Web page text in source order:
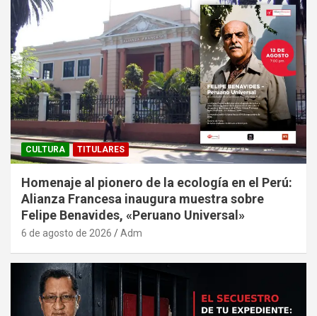
CULTURA TITULARES
Homenaje al pionero de la ecología en el Perú:
Alianza Francesa inaugura muestra sobre
Felipe Benavides, «Peruano Universal»
6 de agosto de 2026 Adm